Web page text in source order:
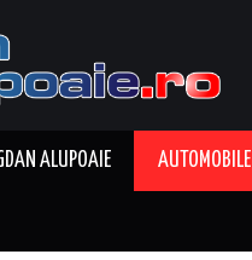
ALUPOAIE AUTOMOBILE